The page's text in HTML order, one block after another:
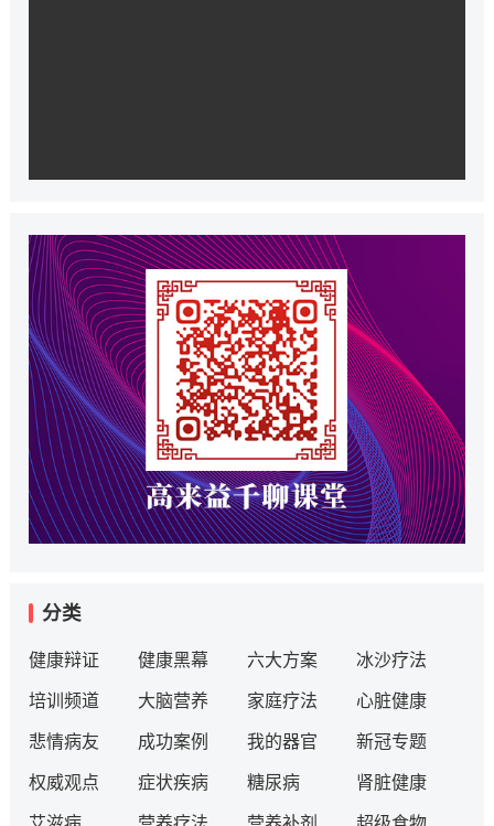
分类
健康辩证 健康黑幕 六大方案 冰沙疗法
培训频道 大脑营养 家庭疗法 心脏健康
悲情病友 成功案例 我的器官 新冠专题
权威观点 症状疾病 糖尿病 肾脏健康